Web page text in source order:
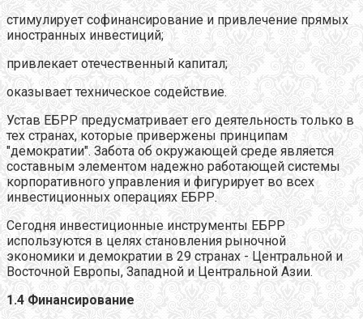
стимулирует софинансирование и привлечение прямых
иностранных инвестиций;
привлекает отечественный капитал;
оказывает техническое содействие.
Устав ЕБРР предусматривает его деятельность только в
тех странах, которые привержены принципам
"демократии". Забота об окружающей среде является
составным элементом надежно работающей системы
корпоративного управления и фигурирует во всех
инвестиционных операциях ЕБРР.
Сегодня инвестиционные инструменты ЕБРР
используются в целях становления рыночной
экономики и демократии в 29 странах - Центральной и
Восточной Европы, Западной и Центральной Азии.
1.4 Финансирование